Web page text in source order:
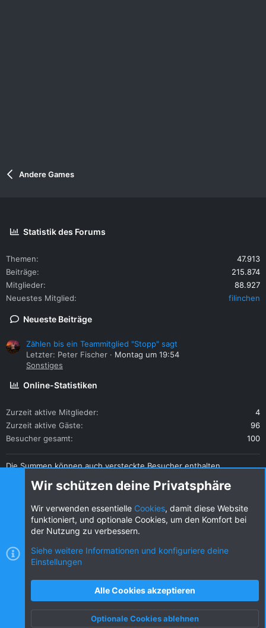
Andere Games
Statistik des Forums
Themen
47.913
Beiträge
215.874
Mitglieder
88.927
Neuestes Mitglied
filinchen
Neueste Beiträge
Zählen bis ein Teammitglied "Stopp" sagt
Letzter: Peter Fischer
Montag um 19:54
Sonstiges
Online-Statistiken
Zurzeit aktive Mitglieder
4
Zurzeit aktive Gäste
96
Besucher gesamt
100
Die Summen können auch versteckte Besucher enthalten.
Diese Seite teilen
Nutzungsbedingungen
Datenschutz
S
Wir schützen deine Privatsphäre
Wir verwenden essentielle Cookies, damit diese Website
funktioniert, und optionale Cookies, um den Komfort bei
der Nutzung zu verbessern.
Siehe weitere Informationen und konfiguriere deine
Einstellungen
Alle Cookies akzeptieren
Optionale Cookies ablehnen